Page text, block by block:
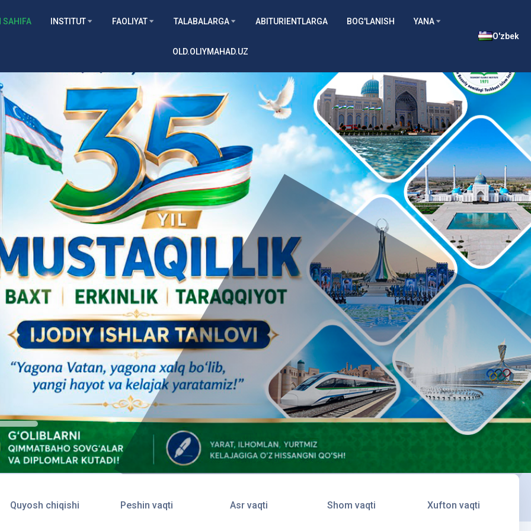
SAHIFA INSTITUT FAOLIYAT TALABALARGA ABITURIENTLARGA BOG'LANISH YANA
OLD.OLIYMAHAD.UZ
O'zbek
Quyosh chiqishi Peshin vaqti Asr vaqti Shom vaqti Xufton vaqti